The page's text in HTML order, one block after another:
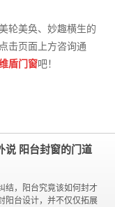
轮美奂、妙趣横生的
击页面上方咨询通
盾门窗吧！
说 阳台封窗的门道
结，阳台究竟该如何封才
阳台设计，并不仅仅拓展